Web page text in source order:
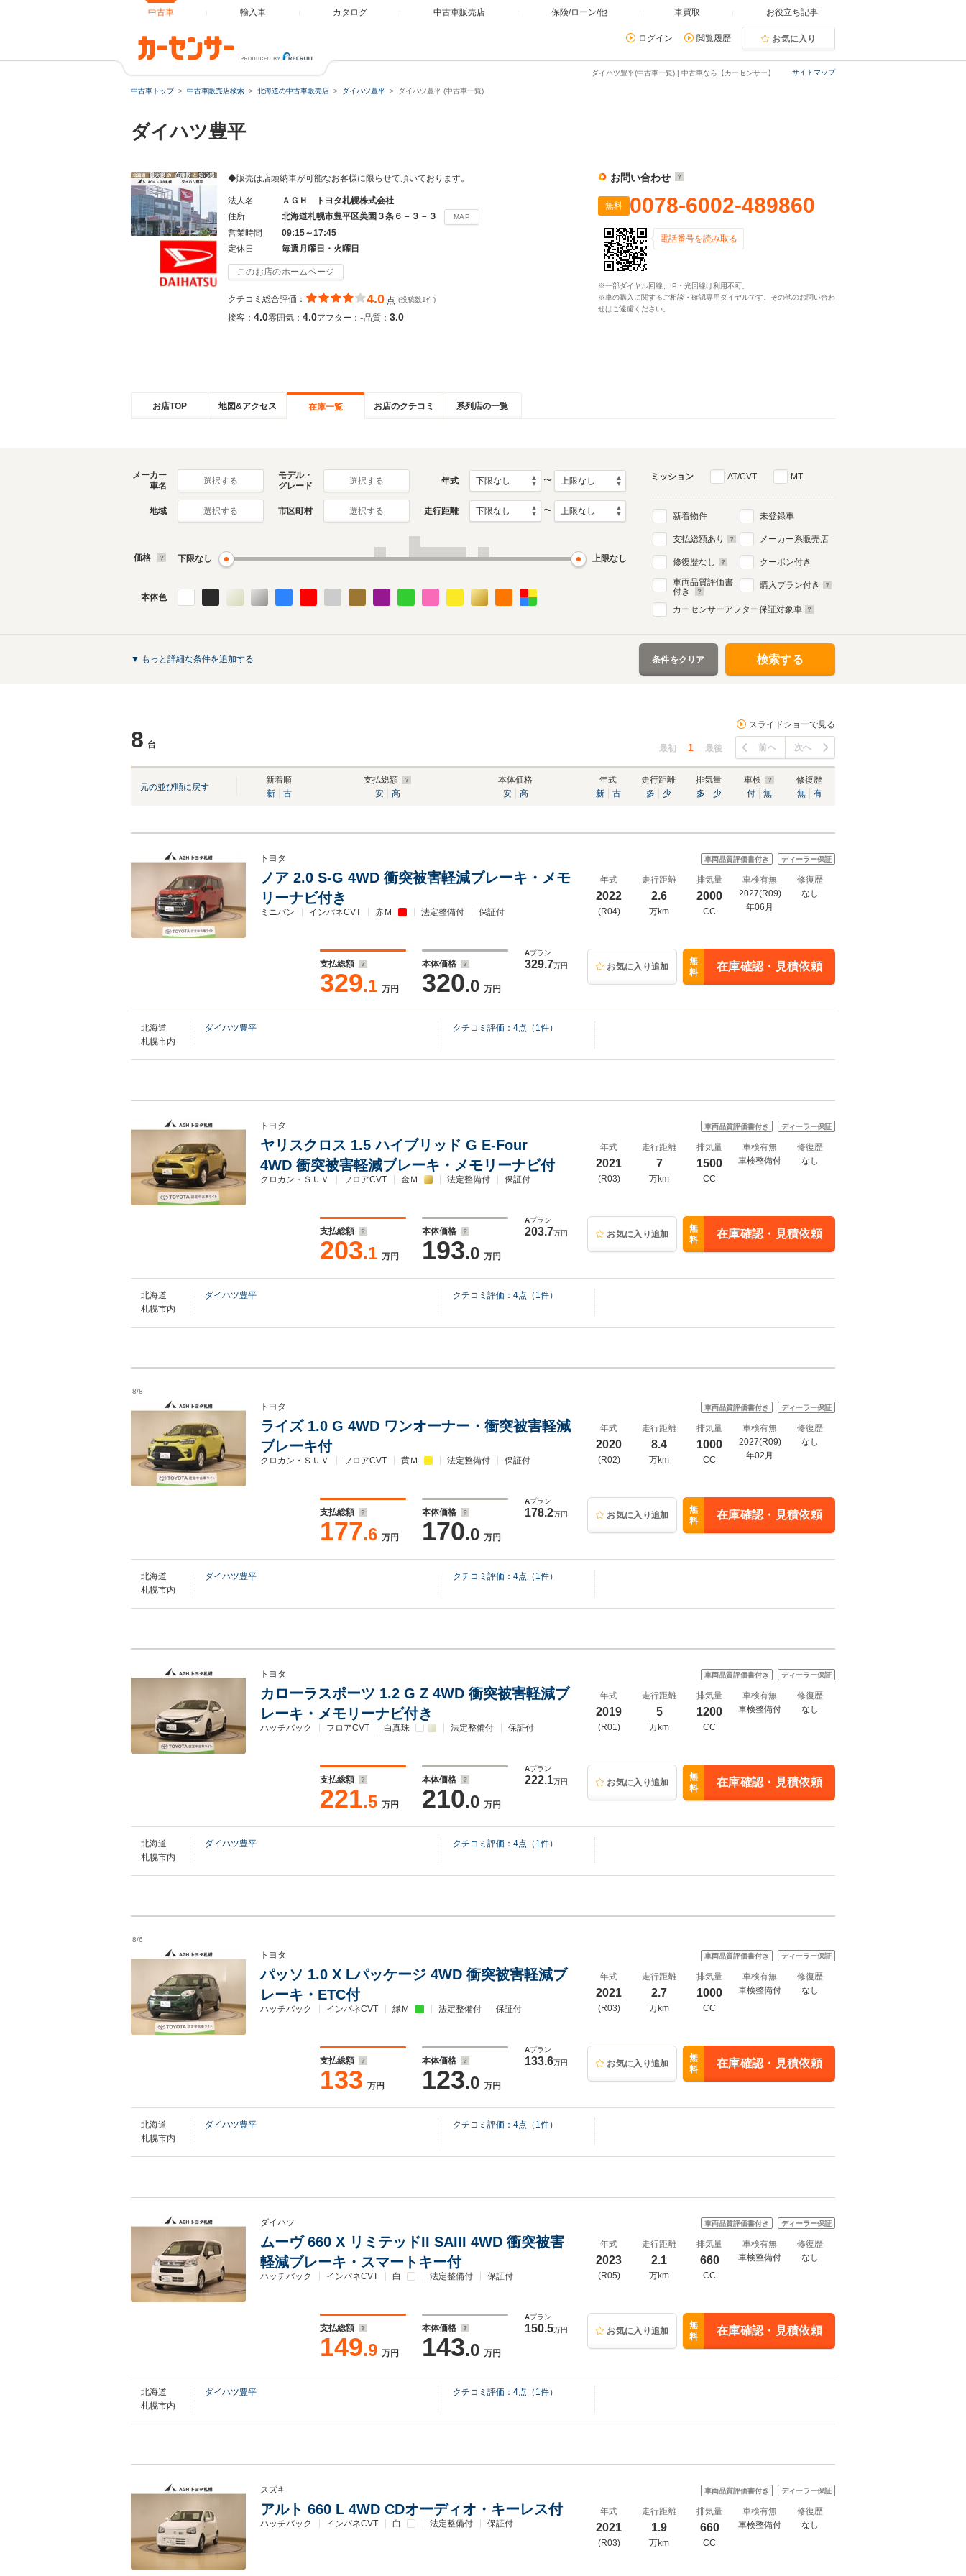
中古車 輸入車 カタログ 中古車販売店 保険/ローン/他 車買取 お役立ち記事
ログイン 閲覧履歴 お気に入り
サイトマップ
ダイハツ豊平(中古車一覧) | 中古車なら【カーセンサー】
中古車トップ 中古車販売店検索 北海道の中古車販売店 ダイハツ豊平 ダイハツ豊平 (中古車一覧)
ダイハツ豊平
◆販売は店頭納車が可能なお客様に限らせて頂いております。
法人名
ＡＧＨ トヨタ札幌株式会社
住所
北海道札幌市豊平区美園３条６－３－３ MAP
営業時間
09:15～17:45
定休日
毎週月曜日・火曜日
このお店のホームページ
クチコミ総合評価： 4.0 点 (投稿数1件)
接客： 4.0雰囲気： 4.0アフター： -品質： 3.0
お問い合わせ
無料 0078-6002-489860
電話番号を読み取る
※一部ダイヤル回線、IP・光回線は利用不可。
※車の購入に関するご相談・確認専用ダイヤルです。その他のお問い合わ
せはご遠慮ください。
お店TOP 地図&アクセス 在庫一覧 お店のクチコミ 系列店の一覧
メーカー
車名
選択する
モデル・
グレード
選択する 年式 〜
地域 選択する 市区町村 選択する 走行距離 〜
価格 下限なし 上限なし
本体色
ミッション AT/CVT MT
新着物件
支払総額あり
修復歴なし
車両品質評価書
付き
未登録車
メーカー系販売店
クーポン付き
購入プラン付き
カーセンサーアフター保証対象車
▼ もっと詳細な条件を追加する 条件をクリア 検索する
8 台
スライドショーで見る
最初 1 最後 前へ 次へ
元の並び順に戻す
新着順
新
古
支払総額
安
高
本体価格
安
高
年式
新
古
走行距離
多
少
排気量
多
少
車検
付
無
修復歴
無
有
トヨタ
ノア 2.0 S-G 4WD 衝突被害軽減ブレーキ・メモ
リーナビ付き
ミニバン インパネCVT 赤Ｍ 法定整備付 保証付
支払総額
329.1 万円
本体価格
320.0 万円
Aプラン
329.7万円
車両品質評価書付き ディーラー保証
年式
2022
(R04)
走行距離
2.6
万km
排気量
2000
CC
車検有無
2027(R09)
年06月
修復歴
なし
お気に入り追加
無
料
在庫確認・見積依頼
北海道
札幌市内
ダイハツ豊平 クチコミ評価： 4点（ 1件）
トヨタ
ヤリスクロス 1.5 ハイブリッド G E-Four
4WD 衝突被害軽減ブレーキ・メモリーナビ付
クロカン・ＳＵＶ フロアCVT 金Ｍ 法定整備付 保証付
支払総額
203.1 万円
本体価格
193.0 万円
Aプラン
203.7万円
車両品質評価書付き ディーラー保証
年式
2021
(R03)
走行距離
7
万km
排気量
1500
CC
車検有無
車検整備付
修復歴
なし
お気に入り追加
無
料
在庫確認・見積依頼
北海道
札幌市内
ダイハツ豊平 クチコミ評価： 4点（ 1件）
8/8
トヨタ
ライズ 1.0 G 4WD ワンオーナー・衝突被害軽減
ブレーキ付
クロカン・ＳＵＶ フロアCVT 黄Ｍ 法定整備付 保証付
支払総額
177.6 万円
本体価格
170.0 万円
Aプラン
178.2万円
車両品質評価書付き ディーラー保証
年式
2020
(R02)
走行距離
8.4
万km
排気量
1000
CC
車検有無
2027(R09)
年02月
修復歴
なし
お気に入り追加
無
料
在庫確認・見積依頼
北海道
札幌市内
ダイハツ豊平 クチコミ評価： 4点（ 1件）
トヨタ
カローラスポーツ 1.2 G Z 4WD 衝突被害軽減ブ
レーキ・メモリーナビ付き
ハッチバック フロアCVT 白真珠 法定整備付 保証付
支払総額
221.5 万円
本体価格
210.0 万円
Aプラン
222.1万円
車両品質評価書付き ディーラー保証
年式
2019
(R01)
走行距離
5
万km
排気量
1200
CC
車検有無
車検整備付
修復歴
なし
お気に入り追加
無
料
在庫確認・見積依頼
北海道
札幌市内
ダイハツ豊平 クチコミ評価： 4点（ 1件）
8/6
トヨタ
パッソ 1.0 X Lパッケージ 4WD 衝突被害軽減ブ
レーキ・ETC付
ハッチバック インパネCVT 緑Ｍ 法定整備付 保証付
支払総額
133 万円
本体価格
123.0 万円
Aプラン
133.6万円
車両品質評価書付き ディーラー保証
年式
2021
(R03)
走行距離
2.7
万km
排気量
1000
CC
車検有無
車検整備付
修復歴
なし
お気に入り追加
無
料
在庫確認・見積依頼
北海道
札幌市内
ダイハツ豊平 クチコミ評価： 4点（ 1件）
ダイハツ
ムーヴ 660 X リミテッドII SAIII 4WD 衝突被害
軽減ブレーキ・スマートキー付
ハッチバック インパネCVT 白 法定整備付 保証付
支払総額
149.9 万円
本体価格
143.0 万円
Aプラン
150.5万円
車両品質評価書付き ディーラー保証
年式
2023
(R05)
走行距離
2.1
万km
排気量
660
CC
車検有無
車検整備付
修復歴
なし
お気に入り追加
無
料
在庫確認・見積依頼
北海道
札幌市内
ダイハツ豊平 クチコミ評価： 4点（ 1件）
スズキ
アルト 660 L 4WD CDオーディオ・キーレス付
ハッチバック インパネCVT 白 法定整備付 保証付
車両品質評価書付き ディーラー保証
年式
2021
(R03)
走行距離
1.9
万km
排気量
660
CC
車検有無
車検整備付
修復歴
なし